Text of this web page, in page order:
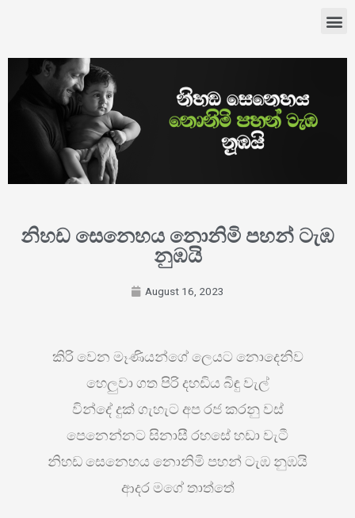
නිහඩ සෙනෙහය නොනිමි පහන් ටැඹ
නුඹයි
August 16, 2023
කිරි වෙන මෑණියන්ගේ ලෙයට නොදෙනිව
හෙලුවා ගත පිරි දහඩිය බිඳු වැල්
වින්දේ දුක් ගැහැට අප රජ කරනු වස්
පෙනෙන්නට සිනාසී රහසේ හඩා වැටී
නිහඩ සෙනෙහය නොනිමි පහන් ටැඹ නුඹයි
ආදර මගේ තාත්තේ